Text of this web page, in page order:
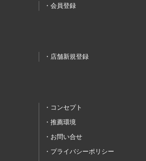
会員登録
店舗新規登録
コンセプト
推薦環境
お問い合せ
プライバシーポリシー